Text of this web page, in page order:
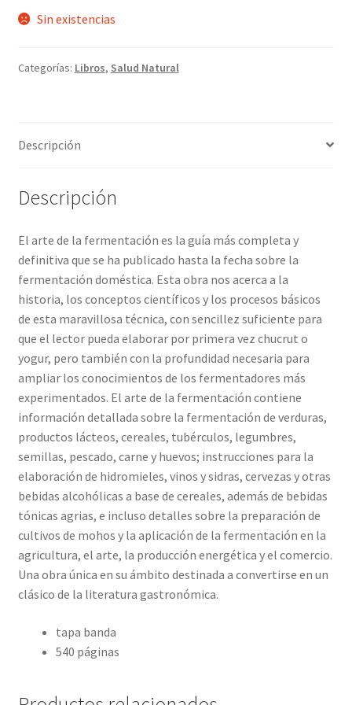
Sin existencias
Categorías: Libros, Salud Natural
Descripción
Descripción
El arte de la fermentación es la guía más completa y
definitiva que se ha publicado hasta la fecha sobre la
fermentación doméstica. Esta obra nos acerca a la
historia, los conceptos científicos y los procesos básicos
de esta maravillosa técnica, con sencillez suficiente para
que el lector pueda elaborar por primera vez chucrut o
yogur, pero también con la profundidad necesaria para
ampliar los conocimientos de los fermentadores más
experimentados. El arte de la fermentación contiene
información detallada sobre la fermentación de verduras,
productos lácteos, cereales, tubérculos, legumbres,
semillas, pescado, carne y huevos; instrucciones para la
elaboración de hidromieles, vinos y sidras, cervezas y otras
bebidas alcohólicas a base de cereales, además de bebidas
tónicas agrias, e incluso detalles sobre la preparación de
cultivos de mohos y la aplicación de la fermentación en la
agricultura, el arte, la producción energética y el comercio.
Una obra única en su ámbito destinada a convertirse en un
clásico de la literatura gastronómica.
tapa banda
540 páginas